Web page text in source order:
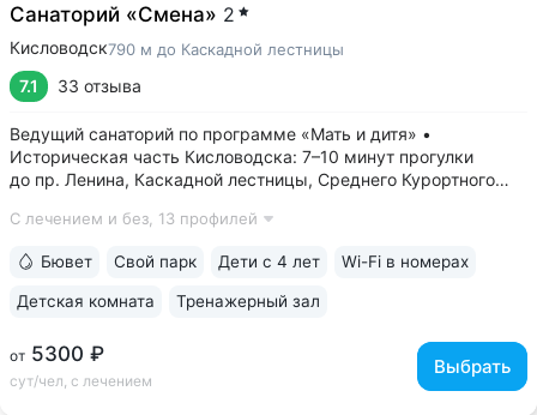
Санаторий «Смена» 2
Кисловодск790 м до Каскадной лестницы
7.1 33 отзыва
Ведущий санаторий по программе «Мать и дитя» •
Историческая часть Кисловодска: 7–10 минут прогулки
до пр. Ленина, Каскадной лестницы, Среднего Курортного
«Ессентуки-4» и «Славяновская» (Железноводск). Бюветы
С лечением и без, 13 профилей
от 5300 ₽
сут/чел, с лечением
Выбрать
Бювет Свой парк Дети с 4 лет Wi-Fi в номерах
Детская комната Тренажерный зал